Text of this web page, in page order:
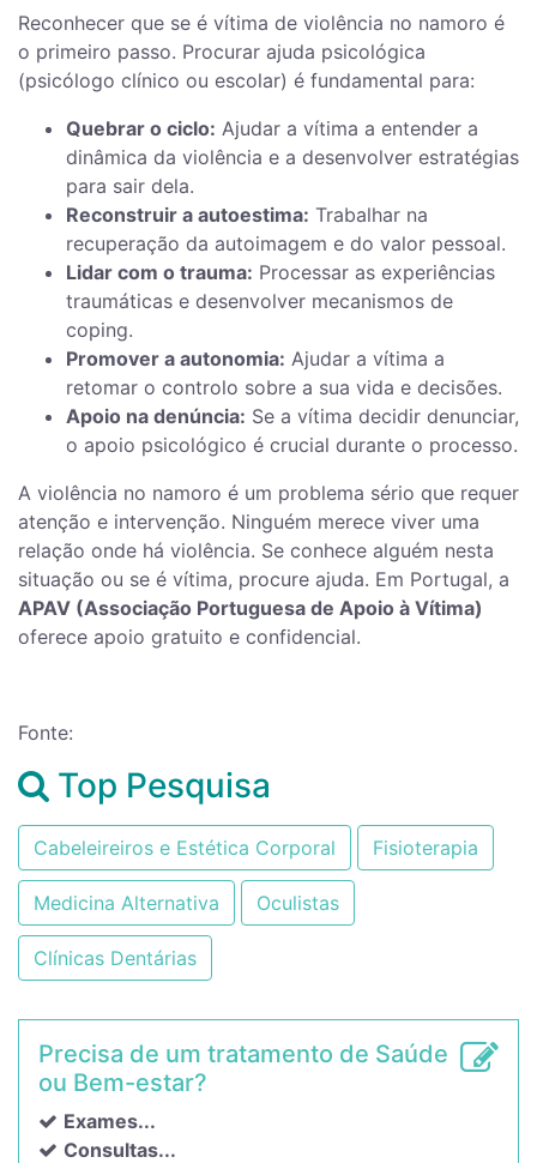
Reconhecer que se é vítima de violência no namoro é
o primeiro passo. Procurar ajuda psicológica
(psicólogo clínico ou escolar) é fundamental para:
Quebrar o ciclo: Ajudar a vítima a entender a
dinâmica da violência e a desenvolver estratégias
para sair dela.
Reconstruir a autoestima: Trabalhar na
recuperação da autoimagem e do valor pessoal.
Lidar com o trauma: Processar as experiências
traumáticas e desenvolver mecanismos de
coping.
Promover a autonomia: Ajudar a vítima a
retomar o controlo sobre a sua vida e decisões.
Apoio na denúncia: Se a vítima decidir denunciar,
o apoio psicológico é crucial durante o processo.
A violência no namoro é um problema sério que requer
atenção e intervenção. Ninguém merece viver uma
relação onde há violência. Se conhece alguém nesta
situação ou se é vítima, procure ajuda. Em Portugal, a
APAV (Associação Portuguesa de Apoio à Vítima)
oferece apoio gratuito e confidencial.
Fonte:
Top Pesquisa
Cabeleireiros e Estética Corporal Fisioterapia
Medicina Alternativa Oculistas
Clínicas Dentárias
Precisa de um tratamento de Saúde
ou Bem-estar?
Exames...
Consultas...